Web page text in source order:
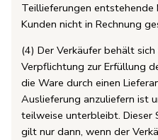
Teillieferungen
Kunden nicht in Rechnung
(4) Der Verkäufer behält
Verpflichtung zur Erfüllung
die Ware durch einen
Auslieferung anzuliefern ist
teilweise unterbleibt.
gilt nur dann, wenn der